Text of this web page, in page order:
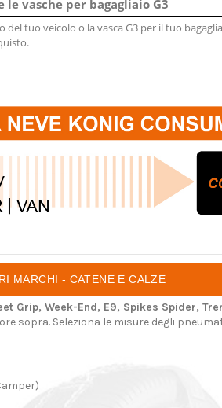
vasche per bagagliaio G3
del tuo veicolo o la vasca G3 per il tuo
MARCHI - CATENE E CALZE
Grip, Week-End, E9, Spikes Spider,
sopra. Seleziona le misure degli